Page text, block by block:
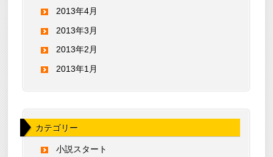
2013年4月
2013年3月
2013年2月
2013年1月
カテゴリー
小説スタート